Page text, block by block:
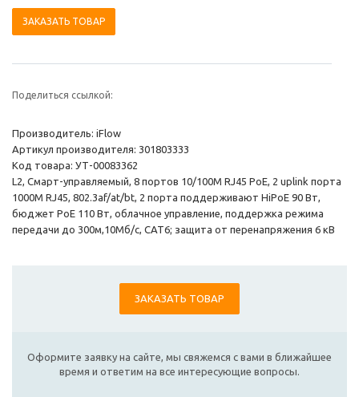
ЗАКАЗАТЬ ТОВАР
Поделиться ссылкой:
Производитель: iFlow
Артикул производителя: 301803333
Код товара: УТ-00083362
L2, Смарт-управляемый, 8 портов 10/100M RJ45 PoE, 2 uplink порта
1000М RJ45, 802.3af/at/bt, 2 порта поддерживают HiPoE 90 Вт,
бюджет PoE 110 Вт, облачное управление, поддержка режима
передачи до 300м,10Мб/с, CAT6; защита от перенапряжения 6 кВ
ЗАКАЗАТЬ ТОВАР
Оформите заявку на сайте, мы свяжемся с вами в ближайшее
время и ответим на все интересующие вопросы.